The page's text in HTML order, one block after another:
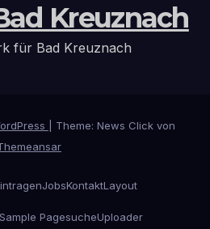
Kreuznach
für Bad Kreuznach
Theme: News Click von
JobsKontaktLayout
Sample PagesucheUploader